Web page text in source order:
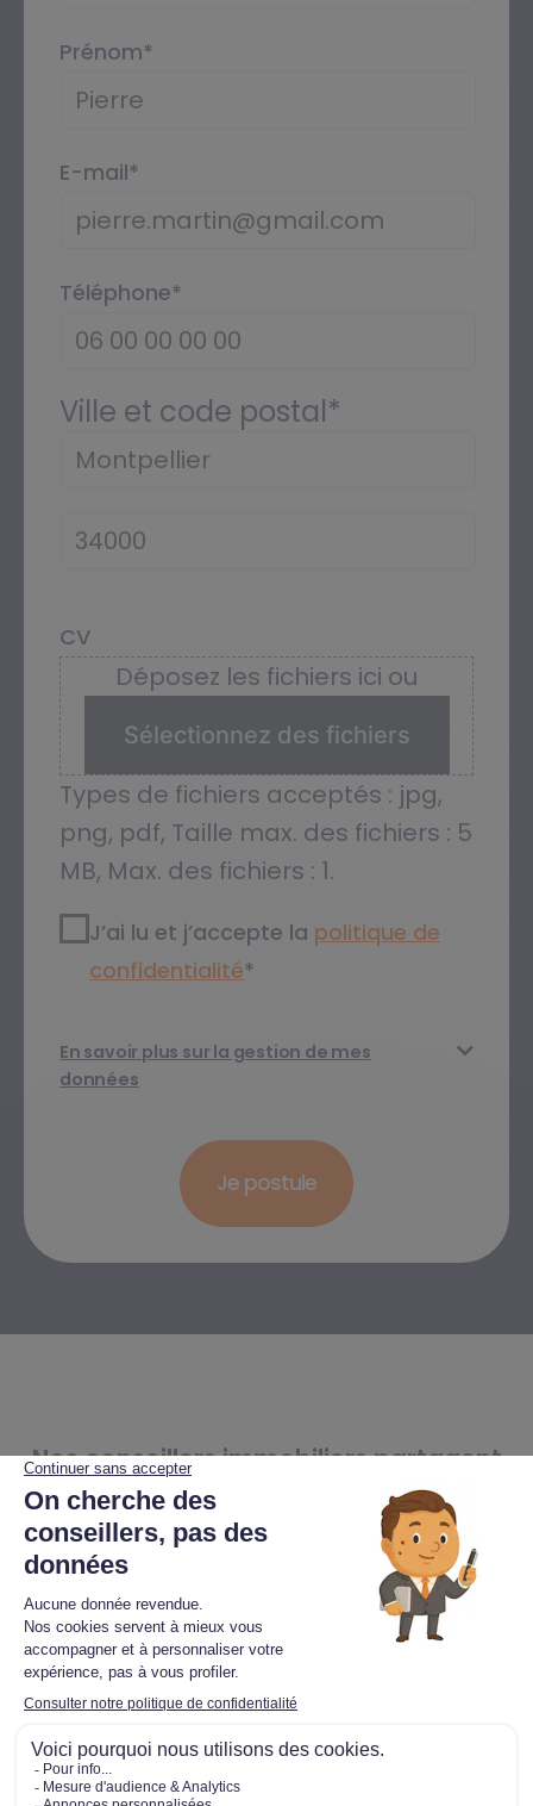
Prénom*
E-mail*
Téléphone*
Ville et code postal*
CV
Déposez les fichiers ici ou
Sélectionnez des fichiers
Types de fichiers acceptés : jpg,
png, pdf, Taille max. des fichiers : 5
MB, Max. des fichiers : 1.
RGPD2 *
J’ai lu et j’accepte la politique de
confidentialité​*
En savoir plus sur la gestion de mes
données
Nos conseillers immobiliers partagent
leur expérience